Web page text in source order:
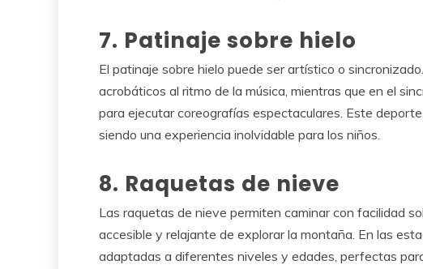
7. Patinaje sobre hielo
El patinaje sobre hielo puede ser artístico o
acrobáticos al ritmo de la música, mientras que en el
para ejecutar coreografías espectaculares. Este
siendo una experiencia inolvidable para los niños.
8. Raquetas de nieve
Las raquetas de nieve permiten caminar con facilidad
accesible y relajante de explorar la montaña. En las
adaptadas a diferentes niveles y edades, perfectas